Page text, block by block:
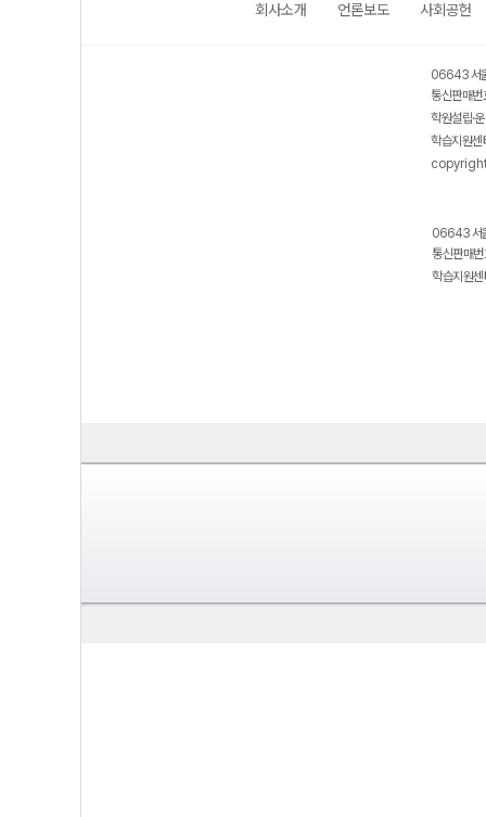
회사소개 언론보도 사회공헌
06643 서
통신판매
학원설립·
학습지원
06643 서
통신판매
학습지원